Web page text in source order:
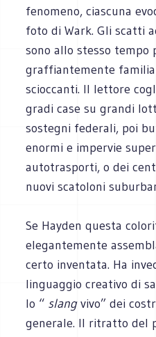
fenomeno, ciascuna
foto di Wark. Gli scatti
sono allo stesso
graffiantemente
scioccanti. Il lettore
gradi case su grandi
sostegni federali, poi
enormi e impervie
autotrasporti, o dei
nuovi scatoloni
Se Hayden questa
elegantemente
certo inventata. Ha
linguaggio creativo di
lo “ slangvivo” dei
generale. Il ritratto del